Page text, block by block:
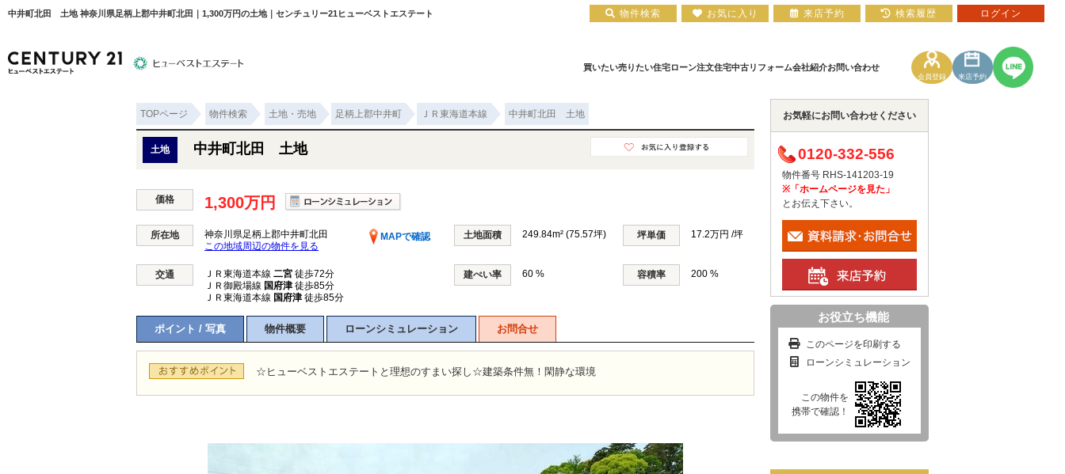
中井町北田 土地 神奈川県足柄上郡中井町北田｜1,300万円の土地｜センチュリー21ヒューベストエステート
買いたい
物件検索 平塚エリア 小田原エリア 新築一戸建て 中古一戸建て マンションカタログ
売りたい住宅ローン
住宅ローンについて 住宅ローン実績 住宅ローン裏話 住宅ローンコラム 住宅ローン相談フォーム
注文住宅
注文住宅について 建築実績
中古リフォーム会社紹介
会社概要 お知らせ お客様の声 平塚店
お問い合わせ
会員登録 来店予約
TOPページ 物件検索 土地・売地 足柄上郡中井町 ＪＲ東海道本線 中井町北田 土地
土地 中井町北田 土地
価格 1,300万円
所在地 神奈川県足柄上郡中井町北田
MAPで確認
この地域周辺の物件を見る
土地面積 249.84m² (75.57坪) 坪単価 17.2万円 /坪
交通 ＪＲ東海道本線 二宮 徒歩72分
ＪＲ御殿場線 国府津 徒歩85分
ＪＲ東海道本線 国府津 徒歩85分
建ぺい率 60 % 容積率 200 %
ポイント / 写真 物件概要 ローンシミュレーション お問合せ
☆ヒューベストエステートと理想のすまい探し☆建築条件無！閑静な環境
お気軽にお問い合わせください
0120-332-556
物件番号 RHS-141203-19
※「ホームページを見た」
とお伝え下さい。
お役立ち機能
このページを印刷する
ローンシミュレーション
この物件を
携帯で確認！
物件検索 お気に入り 来店予約 検索履歴 ログイン